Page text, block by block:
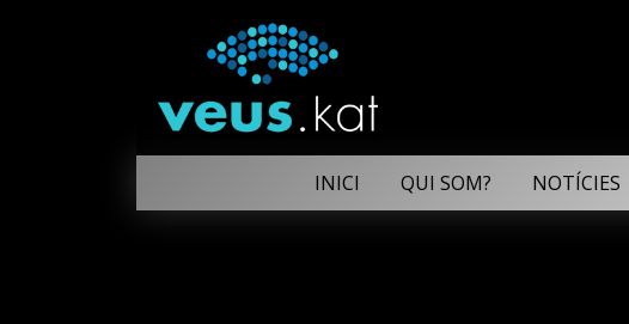
INICI QUI SOM? NOTÍCIES